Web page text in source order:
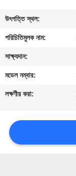
যোগাযোগ
করুন
খবর
উদ্ধৃতির
জন্য
উৎপত্তি স্থল:
পরিচিতিমুলক নাম:
সাক্ষ্যদান:
মডেল নম্বার:
লক্ষণীয় করা: